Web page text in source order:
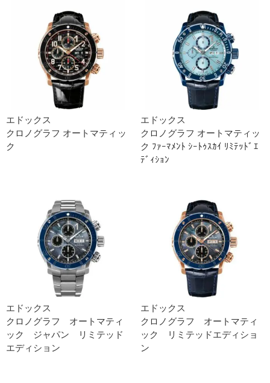
エドックス
クロノグラフ オートマティッ
ク
エドックス
クロノグラフ オートマティッ
ク ﾌｧｰﾏﾒﾝﾄ ｼｰﾄｩｽｶｲ ﾘﾐﾃｯﾄﾞｴ
ﾃﾞｨｼｮﾝ
エドックス
クロノグラフ オートマティ
ック ジャパン リミテッド
エディション
エドックス
クロノグラフ オートマティ
ック リミテッドエディショ
ン